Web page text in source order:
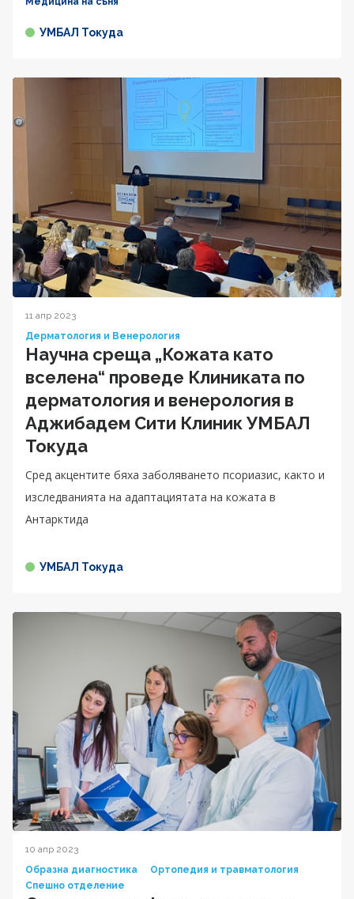
УМБАЛ Токуда
11 апр 2023
Дерматология и Венерология
Научна среща „Кожата като
вселена“ проведе Клиниката по
дерматология и венерология в
Аджибадем Сити Клиник УМБАЛ
Токуда
Сред акцентите бяха заболяването псориазис, както и
изследванията на адаптациятата на кожата в
Антарктида
УМБАЛ Токуда
10 апр 2023
Образна диагностика
Ортопедия и травматология
Спешно отделение